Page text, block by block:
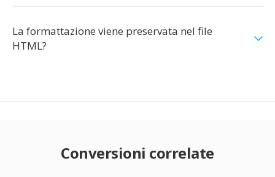
La formattazione viene preservata nel file
HTML?
Conversioni correlate